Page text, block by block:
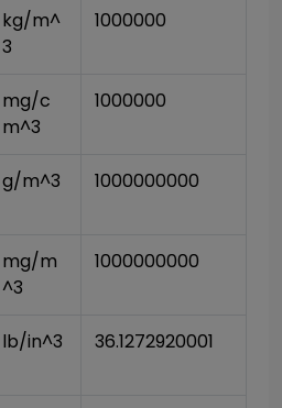
kg/m^
3
1000000
mg/c
m^3
1000000
g/m^3 1000000000
mg/m
^3
1000000000
lb/in^3 36.1272920001